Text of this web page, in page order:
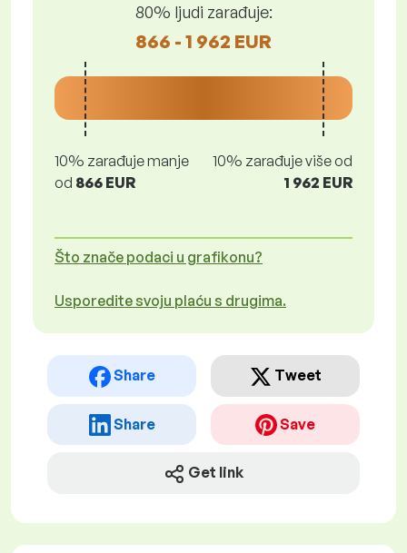
80% ljudi zarađuje:
866 - 1 962 EUR
10% zarađuje manje
od 866 EUR
10% zarađuje više od
1 962 EUR
Što znače podaci u grafikonu?
Usporedite svoju plaću s drugima.
Share Tweet
Share Save
Get link